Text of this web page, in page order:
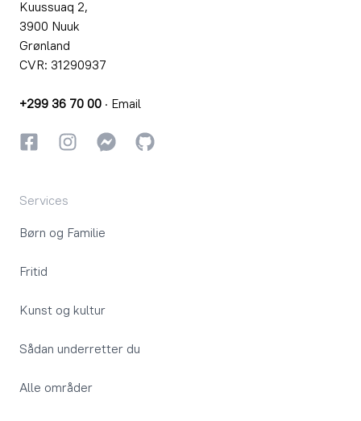
Kuussuaq 2,
3900 Nuuk
Grønland
CVR: 31290937
+299 36 70 00 · Email
FacebookInstagramInstagram
GitHub
Services
Børn og Familie
Fritid
Kunst og kultur
Sådan underretter du
Alle områder